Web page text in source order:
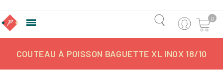
 0
COUTEAU À POISSON BAGUETTE XL INOX 18/10